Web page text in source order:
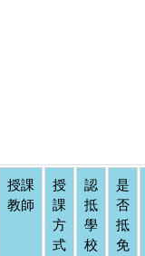
授課
教師
授
課
方
式
認
抵
學
校
是
否
抵
免